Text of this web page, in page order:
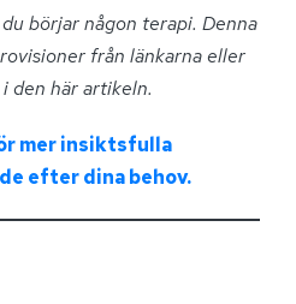
börjar någon terapi. Denna
från länkarna eller
den här artikeln.
mer insiktsfulla
efter dina behov.